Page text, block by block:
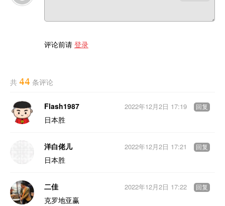
评论前请 登录
共 44 条评论
Flash1987
日本胜
2022年12月2日 17:19 回复
洋白佬儿
日本胜
2022年12月2日 17:21 回复
二佳
克罗地亚赢
2022年12月2日 17:22 回复